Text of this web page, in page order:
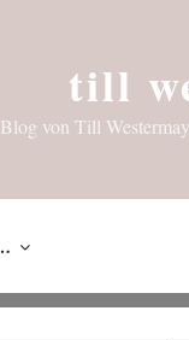
till
von Till